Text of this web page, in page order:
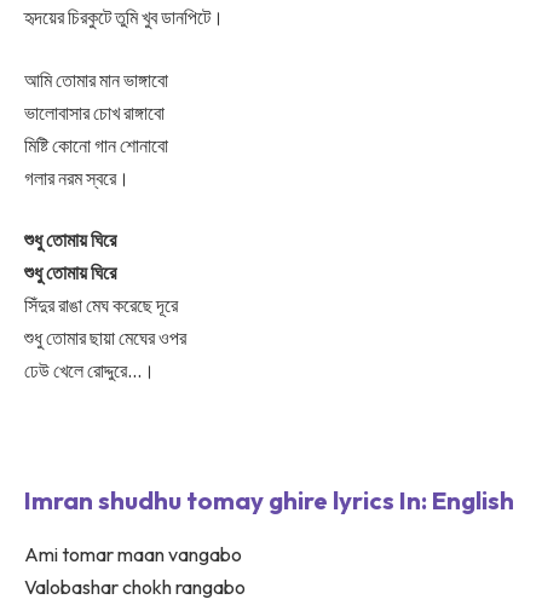
হৃদয়ের চিরকুটে তুমি খুব ডানপিটে।
আমি তোমার মান ভাঙ্গাবো
ভালোবাসার চোখ রাঙ্গাবো
মিষ্টি কোনো গান শোনাবো
গলার নরম স্বরে।
শুধু তোমায় ঘিরে
শুধু তোমায় ঘিরে
সিঁদুর রাঙা মেঘ করেছে দূরে
শুধু তোমার ছায়া মেঘের ওপর
ঢেউ খেলে রোদ্দুরে…।
Imran shudhu tomay ghire lyrics In: English
Ami tomar maan vangabo
Valobashar chokh rangabo